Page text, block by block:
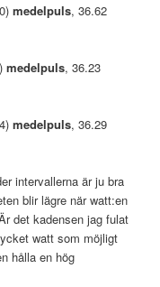
medelpuls, 36.62
medelpuls, 36.23
medelpuls, 36.29
intervallerna är ju bra
blir lägre när watt:en
det kadensen jag fulat
watt som möjligt
hålla en hög